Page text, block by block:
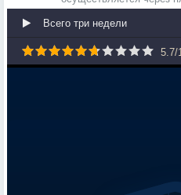
Всего три недели
5.7/